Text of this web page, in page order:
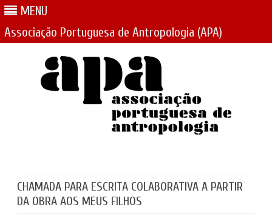
MENU
Associação Portuguesa de Antropologia (APA)
CHAMADA PARA ESCRITA COLABORATIVA A PARTIR
DA OBRA AOS MEUS FILHOS